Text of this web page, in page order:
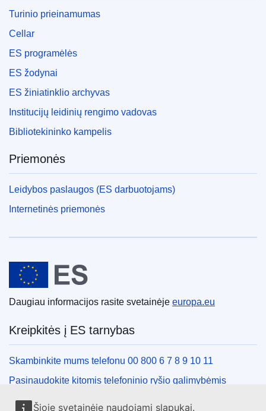
Šioje svetainėje naudojami slapukai.
Turinio prieinamumas
Cellar
ES programėlės
ES žodynai
ES žiniatinklio archyvas
Institucijų leidinių rengimo vadovas
Bibliotekininko kampelis
Priemonės
Leidybos paslaugos (ES darbuotojams)
Internetinės priemonės
Europos Sąjunga
Daugiau informacijos rasite svetainėje europa.eu
Kreipkitės į ES tarnybas
Skambinkite mums telefonu 00 800 6 7 8 9 10 11
Pasinaudokite kitomis telefoninio ryšio galimybėmis
Rašykite mums naudodamiesi kontaktine forma